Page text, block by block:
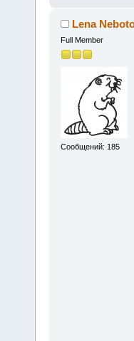
Lena
Full Member
Сообщений: 185